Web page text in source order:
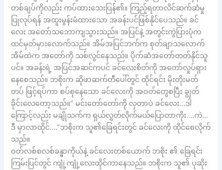
တစ်ချပ်ကိုလည်း ကပ်ထားသေးပြန်၏။ ကြည့်ရတာလိင်ဆက်ဆံမှု
ပြုလုပ်ရန် အထူးမွန်းမံထားသော အခန်းပင်ဖြစ်နိုင်ပေသည်။ ခင်
လေး အတော်သဘောကျသွားသည်။ အပြင်နဲ့ အတွင်းကွဲပြားပုံက
ထင်မှတ်မှားလောက်သည်။ အိမ်အပြင်ဘက်က စုတ်ချာသလောက်
အိမ်ထဲက အတော်ကို သစ်လွင်နေသည်။ ပိုက်ဆံအတော်တတ်နိုင်သူ
ပင်။ အခန်းရဲ့ အပြင်အဆင်ကပင် ခင်လေးစိတ်ကို အတော်လှုပ်ရှား
နေစေသည်။ ဘစိုးက ဆိုဖာဆက်တီပေါ်တွင် ထိုင်ရင်း မိုးတိုးမတ်
တပ် ဖြင့်ရပ်ကာ စပ်စုနေသော ခင်လေးကို အဝတ်တွေစပြီး ချွတ်
ခိုင်းလေတော့သည်။” မင်းတော်တော်ကို လှတာပဲ ခင်လေး…ဒါ
ကြောင့်လည်း မချိုသက်က ရှယ်လွှတ်လိုက်မယ်ပြောတာကိုး….ကဲ…
ဒီ မှာလာထိုင်….”ဘစိုးက သူ၏ခြေရင်းတွင် ခင်လေးကို ထိုင်စေလိုက်
သည်။
ဝတ်လစ်စလစ်ခန္ဓာကိုယ်နဲ့ ခင်လေးတစ်ယောက် ဘစိုး ၏ ခြေရင်း
ကြမ်းပြင်တွင် ကျုံ့ကျုံ့လေးထိုင်ကာနေသည်။ ဘစိုးက သူ၏ ပုဆိုး